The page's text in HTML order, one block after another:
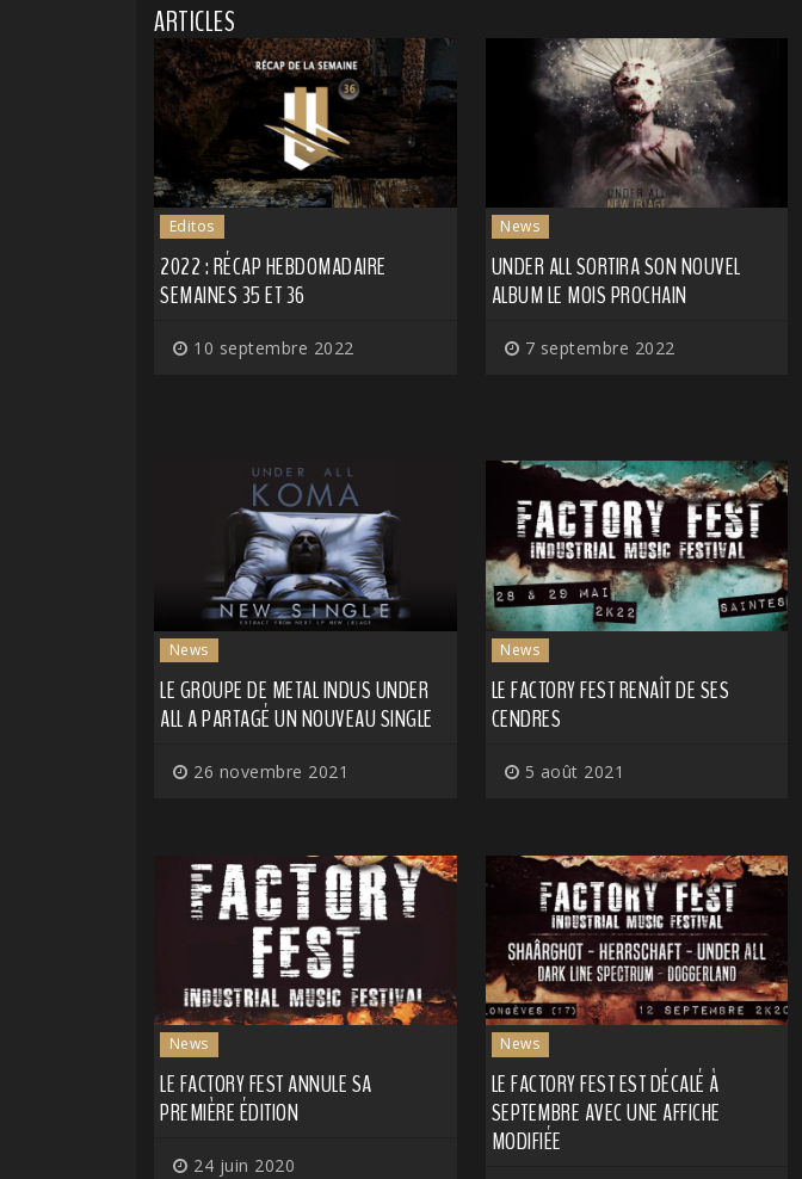
ARTICLES
Editos
2022 : RÉCAP HEBDOMADAIRE
SEMAINES 35 ET 36
10 septembre 2022
News
UNDER ALL SORTIRA SON NOUVEL
ALBUM LE MOIS PROCHAIN
7 septembre 2022
News
LE GROUPE DE METAL INDUS UNDER
ALL A PARTAGÉ UN NOUVEAU SINGLE
26 novembre 2021
News
LE FACTORY FEST RENAÎT DE SES
CENDRES
5 août 2021
News
LE FACTORY FEST ANNULE SA
PREMIÈRE ÉDITION
24 juin 2020
News
LE FACTORY FEST EST DÉCALÉ À
SEPTEMBRE AVEC UNE AFFICHE
MODIFIÉE